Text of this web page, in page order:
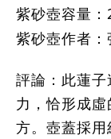
紫砂壺容量 ：
紫砂壺作者 ：
評論：此蓮
力，恰形成
方。壺蓋採